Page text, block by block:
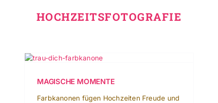
SUCHE
NACH:
HOCHZEITSFOTOGRAFIE
MAGISCHE MOMENTE
Farbkanonen fügen Hochzeiten Freude und